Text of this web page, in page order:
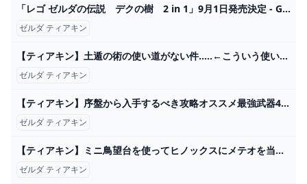
「レゴ ゼルダの伝説 デクの樹 2 in 1」9月1日発売決定 - GAME Watch
ゼルダ ティアキン
【ティアキン】土遁の術の使い道がない件…..←こういう使い方があるぞ!【ティアーズオブザキングダム】 ゼルダの伝説ティアーズオブザキングダム(ティアキン)攻略まとめ-コログ速報
ゼルダ ティアキン
【ティアキン】序盤から入手するべき攻略オススメ最強武器4選！これだけ持っとけばOK！【ゼルダの伝説ティアーズオブザキングダム】 - YouTube
ゼルダ ティアキン
【ティアキン】ミニ鳥望台を使ってヒノックスにメテオを当てる【ゼルダの伝説 ティアーズ オブ ザ キングダム】 - YouTube
ゼルダ ティアキン